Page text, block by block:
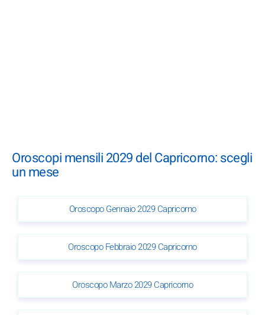
Oroscopi mensili 2029 del Capricorno: scegli
un mese
Oroscopo Gennaio 2029 Capricorno
Oroscopo Febbraio 2029 Capricorno
Oroscopo Marzo 2029 Capricorno